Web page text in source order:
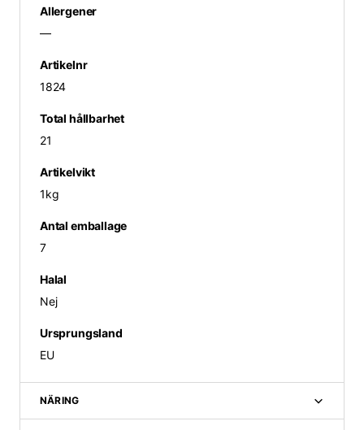
Allergener
—
Artikelnr
1824
Total hållbarhet
21
Artikelvikt
1kg
Antal emballage
7
Halal
Nej
Ursprungsland
EU
NÄRING